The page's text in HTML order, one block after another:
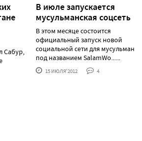
Сабур,
В июле запускается
мусульманская соцсеть
В этом месяце состоится
официальный запуск новой
социальной сети для мусульман
под названием SalamWo......
15 ИЮЛЯ'2012 4